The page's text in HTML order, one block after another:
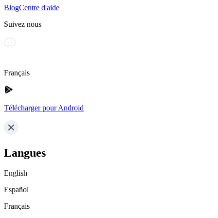
BlogCentre d'aide
Suivez nous
Français
Télécharger pour Android
Langues
English
Español
Français